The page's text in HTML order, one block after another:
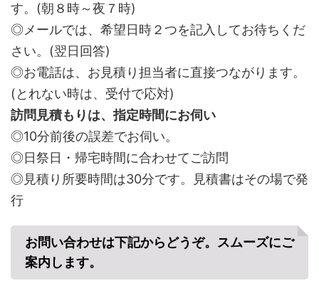
す。(朝８時～夜７時)
◎メールでは、希望日時２つを記入してお待ちくだ
さい。(翌日回答)
◎お電話は、お見積り担当者に直接つながります。
(とれない時は、受付で応対)
訪問見積もりは、指定時間にお伺い
◎10分前後の誤差でお伺い。
◎日祭日・帰宅時間に合わせてご訪問
◎見積り所要時間は30分です。見積書はその場で発
行
お問い合わせは下記からどうぞ。スムーズにご
案内します。